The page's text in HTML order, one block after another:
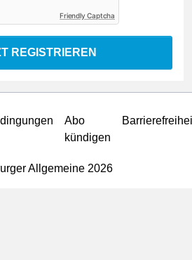
Friendly Captcha
REGISTRIEREN
Abo
kündigen
Allgemeine 2026